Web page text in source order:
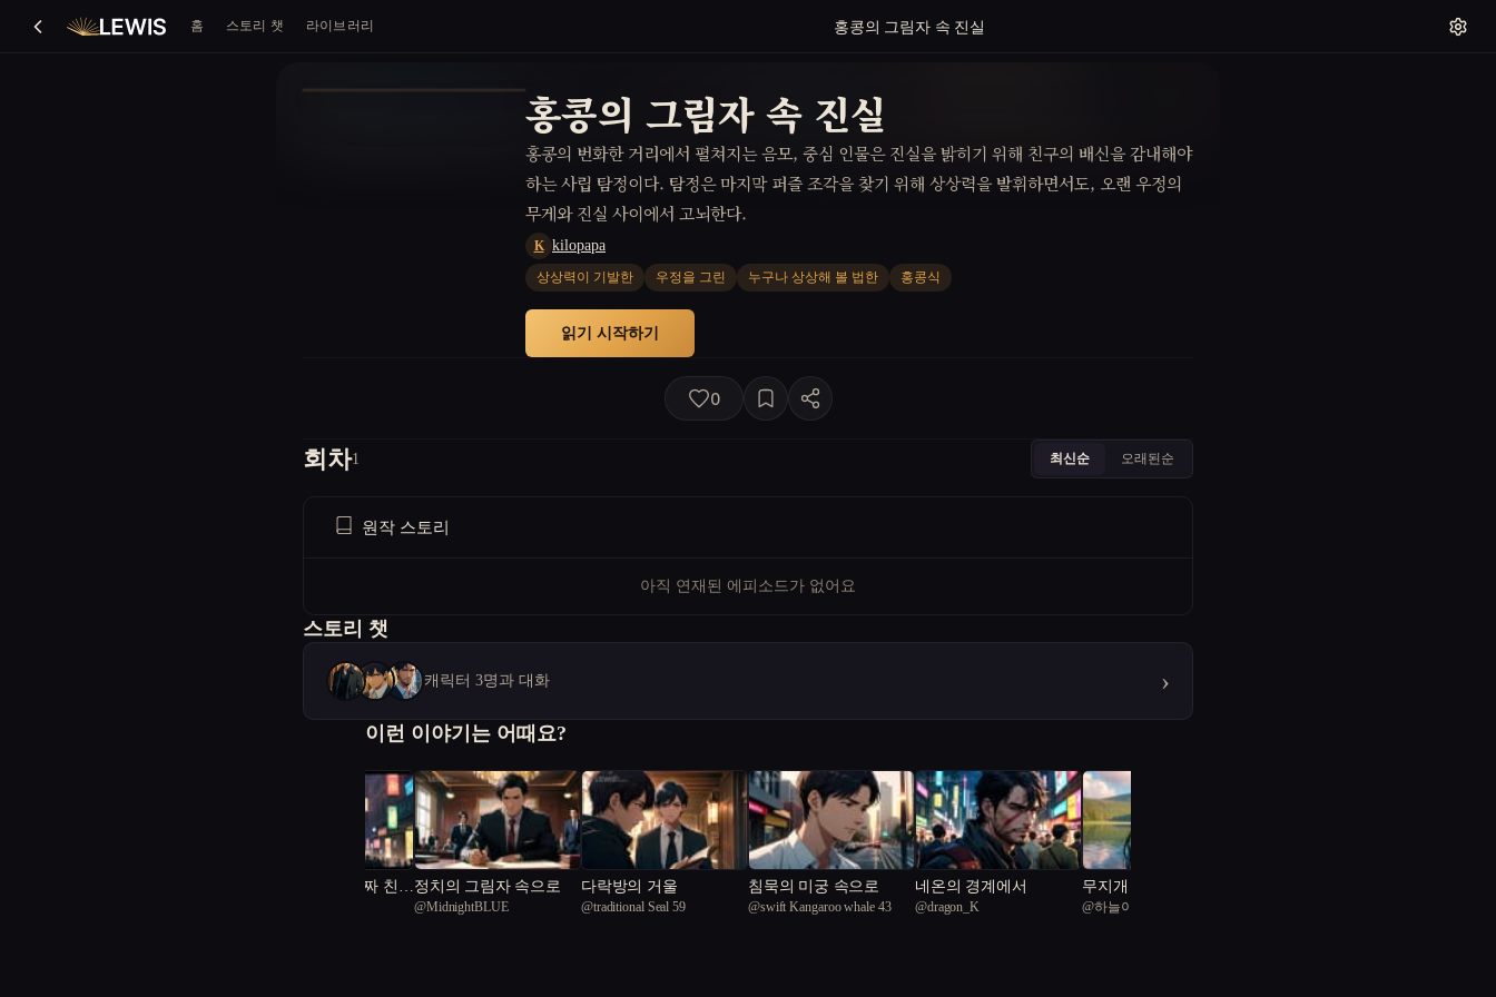
홈 스토리 챗 라이브러리 홍콩의 그림자 속 진실
홍콩의 그림자 속 진실
홍콩의 번화한 거리에서 펼쳐지는 음모, 중심 인물은 진실을 밝히기 위해 친구의 배신을 감내해야
하는 사립 탐정이다. 탐정은 마지막 퍼즐 조각을 찾기 위해 상상력을 발휘하면서도, 오랜 우정의
무게와 진실 사이에서 고뇌한다.
K kilopapa
상상력이 기발한 우정을 그린 누구나 상상해 볼 법한 홍콩식
읽기 시작하기
0
회차1 최신순 오래된순
원작 스토리
아직 연재된 에피소드가 없어요
스토리 챗
캐릭터 3명과 대화 ›
이런 이야기는 어때요?
게임 속에서만 진짜 친구정치의 그림자 속으로
@MidnightBLUE
다락방의 거울
@traditional Seal 59
침묵의 미궁 속으로
@swift Kangaroo whale 43
네온의 경계에서
@dragon_K
무지개 다리의 수호자
@하늘이